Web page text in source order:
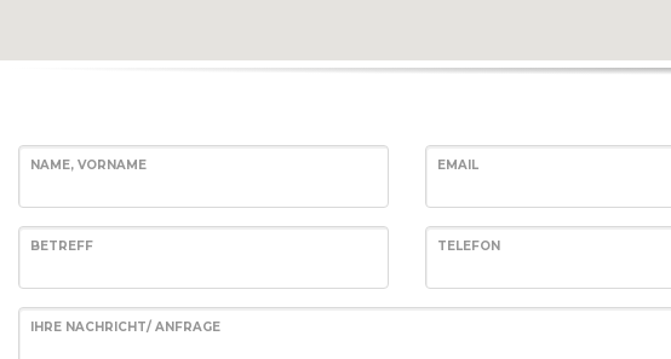
NAME, VORNAME EMAIL
BETREFF TELEFON
IHRE NACHRICHT/ ANFRAGE